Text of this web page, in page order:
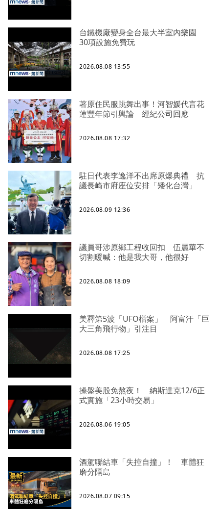
台鐵機廠變身全台最大半室內樂園
30項設施免費玩
2026.08.08 13:55
著原住民服跳舞出事！河智媛代言花
蓮豐年節引輿論 經紀公司回應
2026.08.08 17:32
駐日代表李逸洋不出席原爆典禮 抗
議長崎市府座位安排「矮化台灣」
2026.08.09 12:36
議員哥涉原鄉工程收回扣 伍麗華不
切割暖喊：他是我大哥，他很好
2026.08.08 18:09
美釋第5波「UFO檔案」 阿富汗「巨
大三角飛行物」引注目
2026.08.08 17:25
操盤美股免熬夜！ 納斯達克12/6正
式實施「23小時交易」
2026.08.06 19:05
酒駕聯結車「失控自撞」！ 車體狂
磨分隔島
2026.08.07 09:15